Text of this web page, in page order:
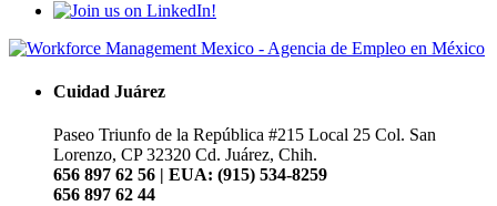
Cuidad Juárez
Paseo Triunfo de la República #215 Local 25 Col. San
Lorenzo, CP 32320 Cd. Juárez, Chih.
656 897 62 56 | EUA: (915) 534-8259
656 897 62 44